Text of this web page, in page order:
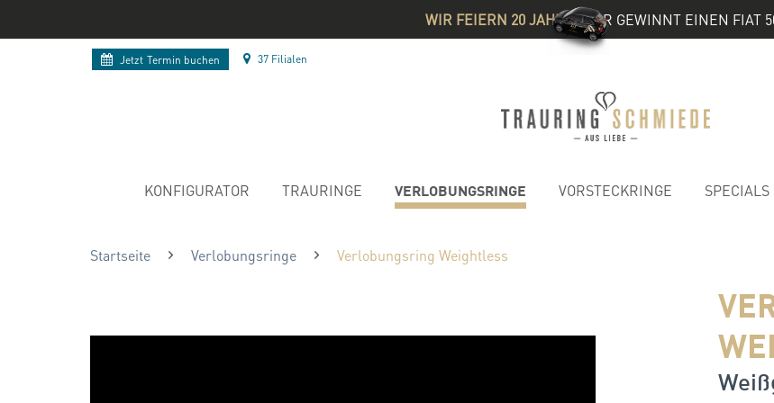
WIR FEIERN 20 JAHRE& IHR GEWINNT EINEN FIAT
Jetzt Termin buchen 37 Filialen
KONFIGURATOR TRAURINGE VERLOBUNGSRINGE VORSTECKRINGE SPECIALS
Startseite Verlobungsringe Verlobungsring Weightless